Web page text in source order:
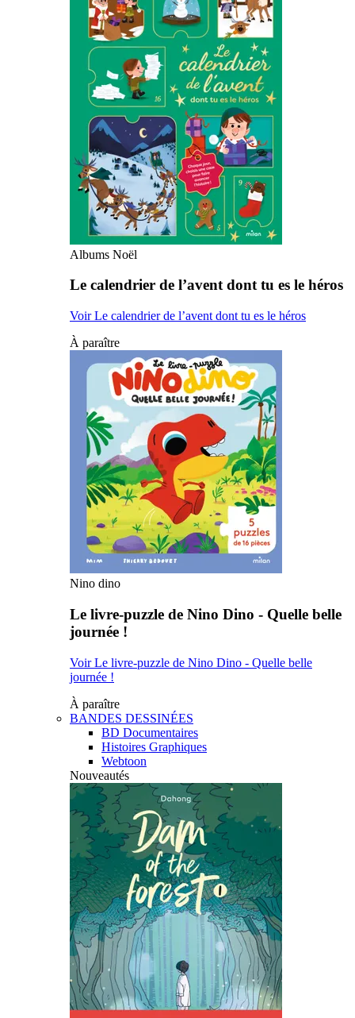
Albums Noël
Le calendrier de l’avent dont tu es le héros
Voir Le calendrier de l’avent dont tu es le héros
À paraître
Nino dino
Le livre-puzzle de Nino Dino - Quelle belle
journée !
Voir Le livre-puzzle de Nino Dino - Quelle belle
journée !
À paraître
BANDES DESSINÉES
BD Documentaires
Histoires Graphiques
Webtoon
Nouveautés